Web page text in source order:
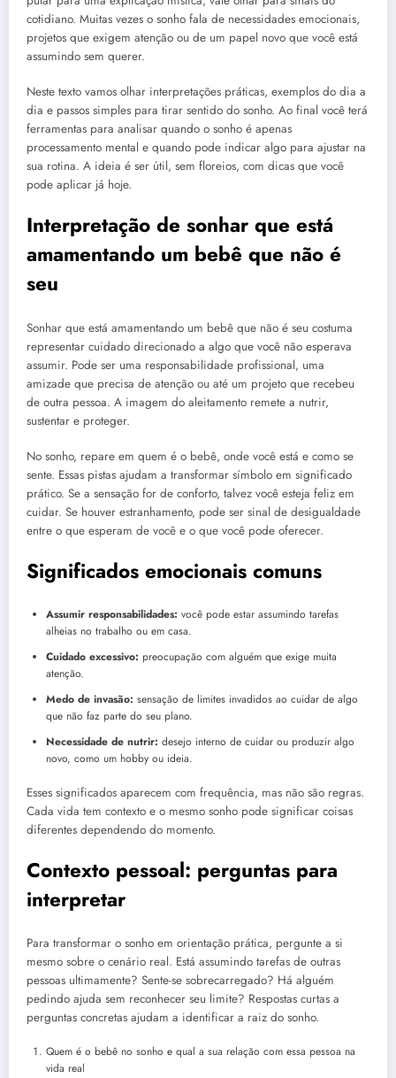
cotidiano. Muitas vezes o sonho fala de necessidades emocionais,
projetos que exigem atenção ou de um papel novo que você está
assumindo sem querer.
Neste texto vamos olhar interpretações práticas, exemplos do dia a
dia e passos simples para tirar sentido do sonho. Ao final você terá
ferramentas para analisar quando o sonho é apenas
processamento mental e quando pode indicar algo para ajustar na
sua rotina. A ideia é ser útil, sem floreios, com dicas que você
pode aplicar já hoje.
Interpretação de sonhar que está
amamentando um bebê que não é
seu
Sonhar que está amamentando um bebê que não é seu costuma
representar cuidado direcionado a algo que você não esperava
assumir. Pode ser uma responsabilidade profissional, uma
amizade que precisa de atenção ou até um projeto que recebeu
de outra pessoa. A imagem do aleitamento remete a nutrir,
sustentar e proteger.
No sonho, repare em quem é o bebê, onde você está e como se
sente. Essas pistas ajudam a transformar símbolo em significado
prático. Se a sensação for de conforto, talvez você esteja feliz em
cuidar. Se houver estranhamento, pode ser sinal de desigualdade
entre o que esperam de você e o que você pode oferecer.
Significados emocionais comuns
Assumir responsabilidades: você pode estar assumindo tarefas
alheias no trabalho ou em casa.
Cuidado excessivo: preocupação com alguém que exige muita
atenção.
Medo de invasão: sensação de limites invadidos ao cuidar de algo
que não faz parte do seu plano.
Necessidade de nutrir: desejo interno de cuidar ou produzir algo
novo, como um hobby ou ideia.
Esses significados aparecem com frequência, mas não são regras.
Cada vida tem contexto e o mesmo sonho pode significar coisas
diferentes dependendo do momento.
Contexto pessoal: perguntas para
interpretar
Para transformar o sonho em orientação prática, pergunte a si
mesmo sobre o cenário real. Está assumindo tarefas de outras
pessoas ultimamente? Sente-se sobrecarregado? Há alguém
pedindo ajuda sem reconhecer seu limite? Respostas curtas a
perguntas concretas ajudam a identificar a raiz do sonho.
Quem é o bebê no sonho e qual a sua relação com essa pessoa na
vida real